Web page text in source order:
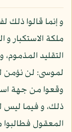
و إنما قالوا ذلك
ملكة الاستكبار و
التقليد المذموم،
لموسى: لن نؤمن
وقعوا من جهة
ذلك، و فيما
المعقول فطالبوا